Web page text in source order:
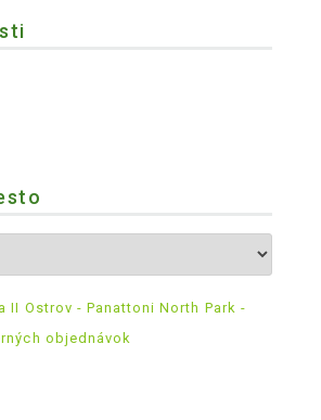
II Ostrov - Panattoni North Park -
objednávok